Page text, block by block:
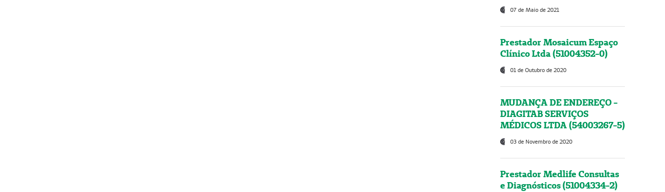
07 de Maio de 2021
Prestador Mosaicum Espaço
Clínico Ltda (51004352-0)
01 de Outubro de 2020
MUDANÇA DE ENDEREÇO -
DIAGITAB SERVIÇOS
MÉDICOS LTDA (54003267-5)
03 de Novembro de 2020
Prestador Medlife Consultas
e Diagnósticos (51004334-2)